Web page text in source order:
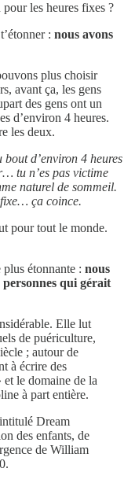
les heures fixes ?
: nous avons
plus choisir
avant ça, les gens
des gens ont un
d’environ 4 heures.
les deux.
d’environ 4 heures
tu n’es pas victime
naturel de sommeil.
ça coince.
pour tout le monde.
étonnante : nous
personnes qui gérait
Elle lut
de puériculture,
; autour de
à écrire des
le domaine de la
à part entière.
Dream
des enfants, de
de William